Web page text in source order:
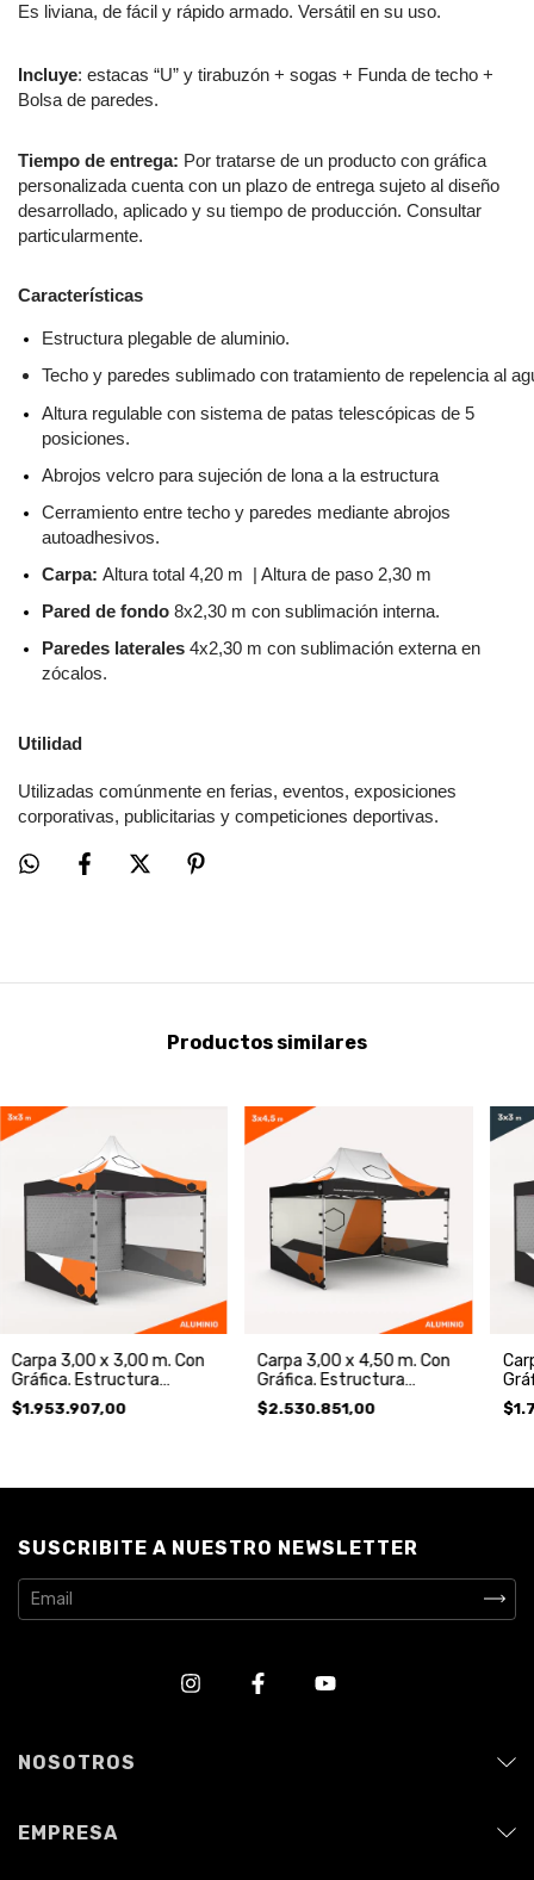
Es liviana, de fácil y rápido armado. Versátil en su uso.
Incluye: estacas “U” y tirabuzón + sogas + Funda de techo +
Bolsa de paredes.
Tiempo de entrega: Por tratarse de un producto con gráfica
personalizada cuenta con un plazo de entrega sujeto al diseño
desarrollado, aplicado y su tiempo de producción. Consultar
particularmente.
Características
Estructura plegable de aluminio.
Techo y paredes sublimado con tratamiento de repelencia al
Altura regulable con sistema de patas telescópicas de 5
posiciones.
Abrojos velcro para sujeción de lona a la estructura
Cerramiento entre techo y paredes mediante abrojos
autoadhesivos.
Carpa: Altura total 4,20 m  | Altura de paso 2,30 m
Pared de fondo 8x2,30 m con sublimación interna.
Paredes laterales 4x2,30 m con sublimación externa en
zócalos.
Utilidad
Utilizadas comúnmente en ferias, eventos, exposiciones
corporativas, publicitarias y competiciones deportivas.
Productos similares
Carpa 3,00 x 3,00 m. Con
Gráfica. Estructura
Aluminio, Techo y 3
Paredes
$1.953.907,00
Carpa 3,00 x 4,50 m. Con
Gráfica. Estructura
Aluminio, Techo y 3
Paredes.
$2.530.851,00
SUSCRIBITE A NUESTRO NEWSLETTER
NOSOTROS
EMPRESA